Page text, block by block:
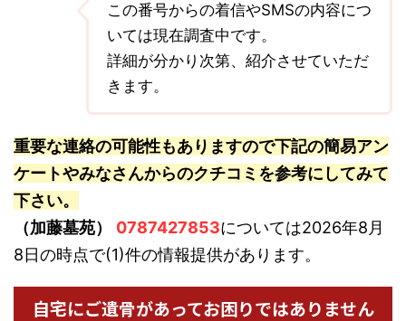
この番号からの着信やSMSの内容につ
いては現在調査中です。
詳細が分かり次第、紹介させていただ
きます。
重要な連絡の可能性もありますので下記の簡易アン
ケートやみなさんからのクチコミを参考にしてみて
下さい。
（加藤墓苑）
0787427853については2026年8月
8日の時点で(1)件の情報提供があります。
自宅にご遺骨があってお困りではありません